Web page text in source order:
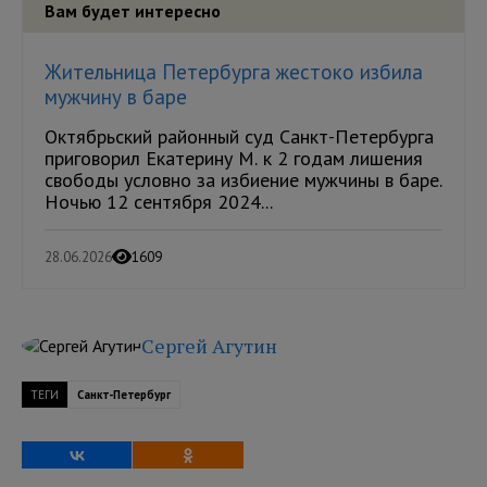
Вам будет интересно
Жительница Петербурга жестоко избила
мужчину в баре
Октябрьский районный суд Санкт-Петербурга
приговорил Екатерину М. к 2 годам лишения
свободы условно за избиение мужчины в баре.
Ночью 12 сентября 2024...
28.06.2026 1609
Сергей Агутин
ТЕГИ Санкт-Петербург